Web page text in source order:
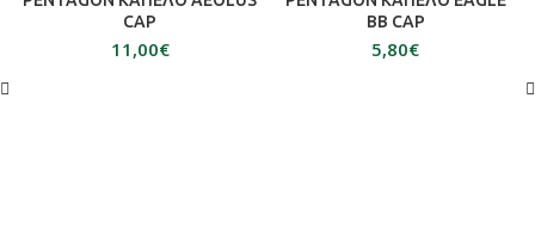
CAP
€
BB CAP
€